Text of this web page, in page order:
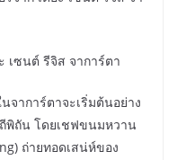
เซนต์ รีจิส จาการ์ตา
จาการ์ตาจะเริ่มต้นอย่าง
พิถัน โดยเชฟขนมหวาน
ถ่ายทอดเสน่ห์ของ